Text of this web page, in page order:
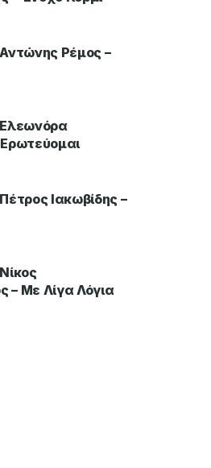
Αντώνης Ρέμος –
Ελεωνόρα
Ιακωβίδης –
– Με Λίγα Λόγια